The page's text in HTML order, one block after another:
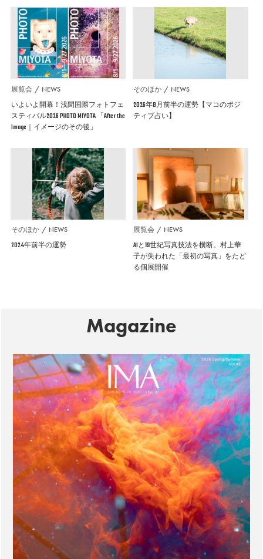
展覧会 NEWS
いよいよ開幕！浅間国際フォトフェ
スティバル2026 PHOTO MIYOTA 「After the
Image｜イメージのその後」
そのほか NEWS
2026年8月前半の運勢【マコのポジ
ティブ占い】
そのほか NEWS
2024年前半の運勢
展覧会 NEWS
AIと19世紀写真技法を横断。村上華
子が失われた「最初の写真」をたど
る個展開催
Magazine